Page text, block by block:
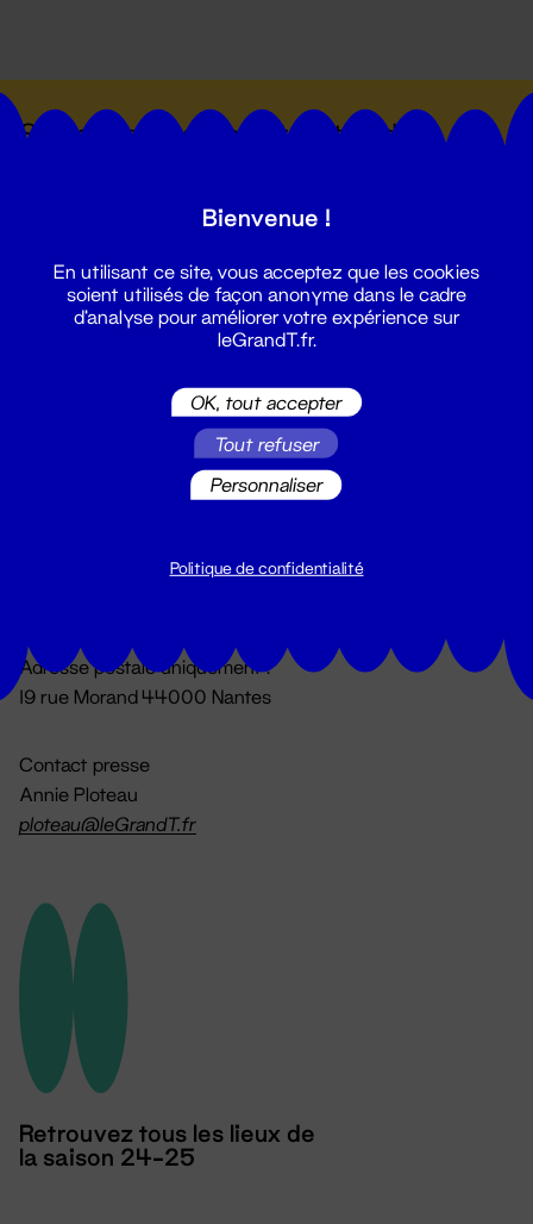
Suivez toutes les actualités du
Du lundi au vendredi 14h → 18h
Adresse postale uniquement :
19 rue Morand 44000 Nantes
Contact presse
Annie Ploteau
ploteau@leGrandT.fr
Retrouvez tous les lieux de
la saison 24-25
Bienvenue !
En utilisant ce site, vous acceptez que les cookies
soient utilisés de façon anonyme dans le cadre
d'analyse pour améliorer votre expérience sur
leGrandT.fr.
OK, tout accepter
Tout refuser
Personnaliser
Politique de confidentialité